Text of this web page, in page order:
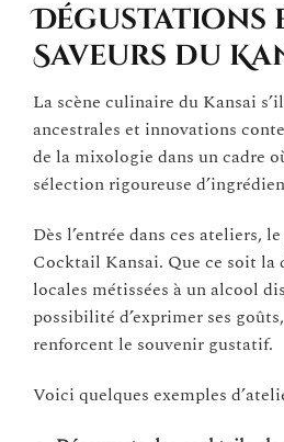
Dégustations
Saveurs du
La scène culinaire du Kansai
ancestrales et innovations
de la mixologie dans un cadre
sélection rigoureuse
Dès l’entrée dans ces ateliers,
Cocktail Kansai. Que ce soit la
locales métissées à un alcool
possibilité d’exprimer ses
renforcent le souvenir gustatif.
Voici quelques exemples